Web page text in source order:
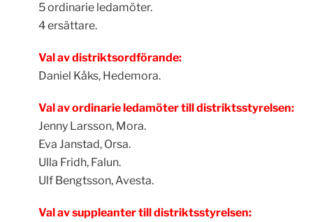
5 ordinarie ledamöter.
4 ersättare.
Val av distriktsordförande:
Daniel Kåks, Hedemora.
Val av ordinarie ledamöter till distriktsstyrelsen:
Jenny Larsson, Mora.
Eva Janstad, Orsa.
Ulla Fridh, Falun.
Ulf Bengtsson, Avesta.
Val av suppleanter till distriktsstyrelsen: